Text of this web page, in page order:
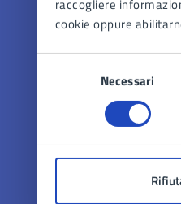
raccogliere
cookie oppure
Necessari